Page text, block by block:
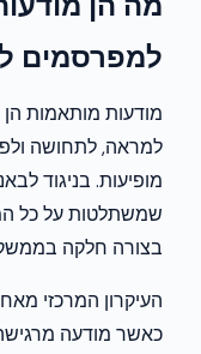
למפרסמים
מודעות מותאמות
למראה, לתחושה
מופיעות. בניגוד
שמשתלטות על כל
בצורה חלקה
העיקרון המרכזי
כאשר מודעה